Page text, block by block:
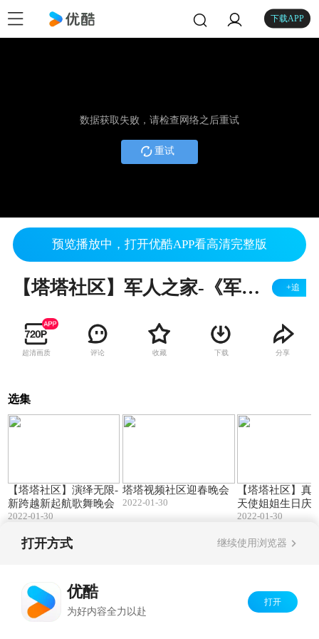
下载APP
数据获取失败，请检查网络之后重试
重试
预览播放中，打开优酷APP看高清完整版
【塔塔社区】军人之家-《军歌嘹亮》 +追
超清画质 评论 收藏 下载 分享
选集
【塔塔社区】演绎无限-
新跨越新起航歌舞晚会
2022-01-30
塔塔视频社区迎春晚会
2022-01-30
【塔塔社区】真
天使姐姐生日庆
晚会
2022-01-30
打开方式 继续使用浏览器
优酷
为好内容全力以赴
打开